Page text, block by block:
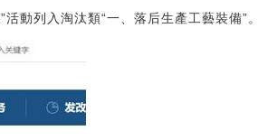
動列入淘汰類“一、落后生產工藝裝備”。